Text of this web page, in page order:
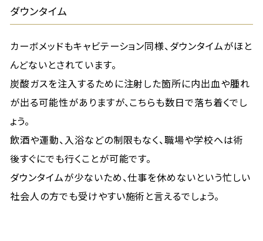
ダウンタイム
カーボメッドもキャビテーション同様、ダウンタイムがほと
んどないとされています。
炭酸ガスを注入するために注射した箇所に内出血や腫れ
が出る可能性がありますが、こちらも数日で落ち着くでし
ょう。
飲酒や運動、入浴などの制限もなく、職場や学校へは術
後すぐにでも行くことが可能です。
ダウンタイムが少ないため、仕事を休めないという忙しい
社会人の方でも受けやすい施術と言えるでしょう。